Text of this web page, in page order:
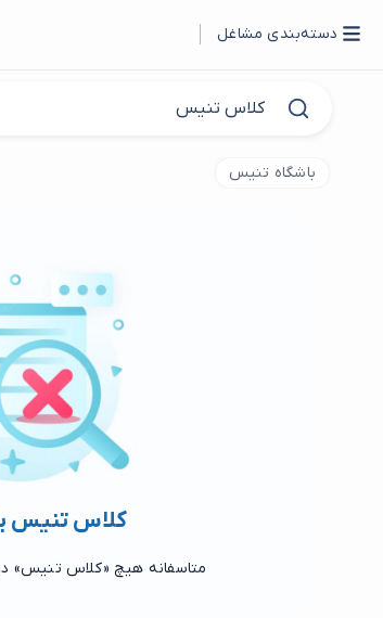
دسته‌بندی مشاغل
باشگاه تنیس
کلاس تنیس
متاسفانه هیچ «کلاس تنیس»